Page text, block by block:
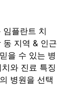
임플란트 치
동 지역 & 인근
을 수 있는 병
와 진료 특징
병원을 선택